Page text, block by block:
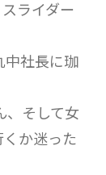
ライダー
中社長に珈
、そして女
か迷った